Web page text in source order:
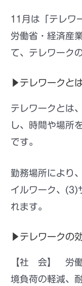
11月は「テレワ
労働省・経済産
て、テレワーク
▶テレワークと
テレワークとは
し、時間や場所
です。
勤務場所により
イルワーク、(3)
れます。
▶テレワークの
【社 会】 労働
境負荷の軽減、